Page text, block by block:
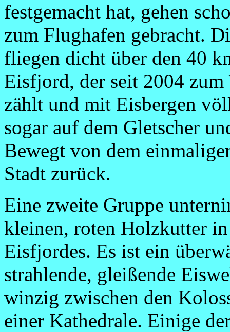
festgemacht hat, gehen
zum Flughafen gebracht.
fliegen dicht über den 40
Eisfjord, der seit 2004
zählt und mit Eisbergen
sogar auf dem Gletscher
Bewegt von dem
Stadt zurück.
Eine zweite Gruppe
kleinen, roten Holzkutter
Eisfjordes. Es ist ein
strahlende, gleißende
winzig zwischen den
einer Kathedrale. Einige